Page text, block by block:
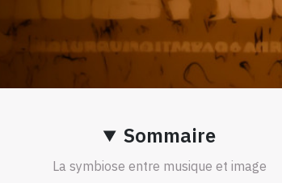
Sommaire
La symbiose entre musique et image